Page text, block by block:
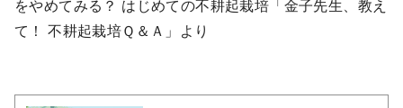
をやめてみる？ はじめての不耕起栽培「金子先生、教え
て！ 不耕起栽培Ｑ＆Ａ」より